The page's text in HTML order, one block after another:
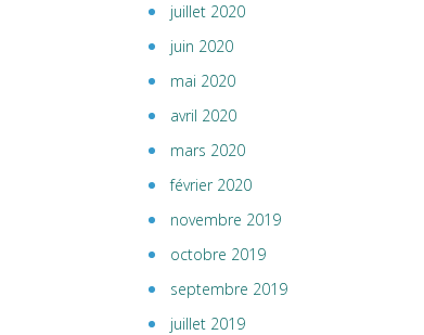
juillet 2020
juin 2020
mai 2020
avril 2020
mars 2020
février 2020
novembre 2019
octobre 2019
septembre 2019
juillet 2019